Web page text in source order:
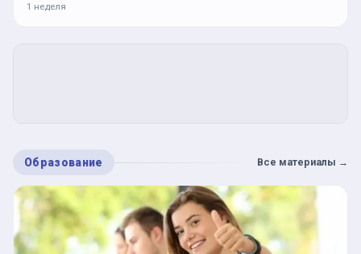
1 неделя
Образование Все материалы →